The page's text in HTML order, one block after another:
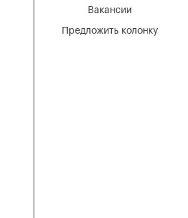
Вакансии
Предложить колонку